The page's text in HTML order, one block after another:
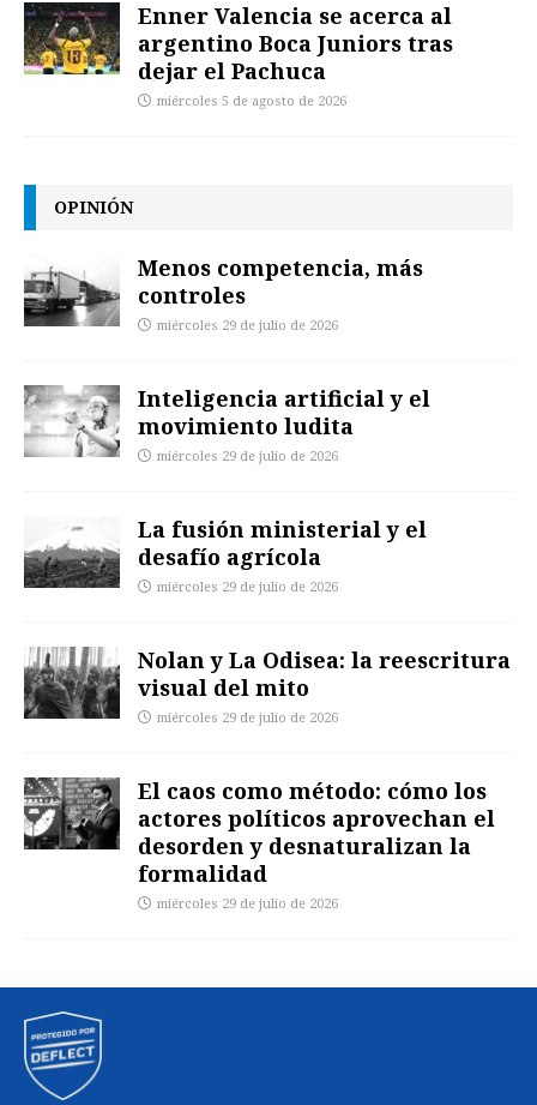
Enner Valencia se acerca al
argentino Boca Juniors tras
dejar el Pachuca
miércoles 5 de agosto de 2026
OPINIÓN
Menos competencia, más
controles
miércoles 29 de julio de 2026
Inteligencia artificial y el
movimiento ludita
miércoles 29 de julio de 2026
La fusión ministerial y el
desafío agrícola
miércoles 29 de julio de 2026
Nolan y La Odisea: la reescritura
visual del mito
miércoles 29 de julio de 2026
El caos como método: cómo los
actores políticos aprovechan el
desorden y desnaturalizan la
formalidad
miércoles 29 de julio de 2026